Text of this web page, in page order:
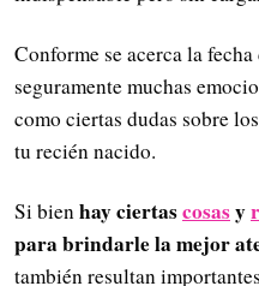
Conforme se acerca la
seguramente muchas
como ciertas dudas sobre
tu recién nacido.
Si bienhay ciertascosasy
para brindarle la mejor
también resultan